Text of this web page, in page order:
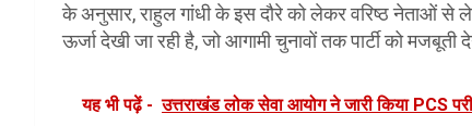
के अनुसार, राहुल गांधी के इस दौरे को लेकर वरिष्ठ नेताओं से
ऊर्जा देखी जा रही है, जो आगामी चुनावों तक पार्टी को मजबूती
यह भी पढ़ें - उत्तराखंड लोक सेवा आयोग ने जारी किया PCS